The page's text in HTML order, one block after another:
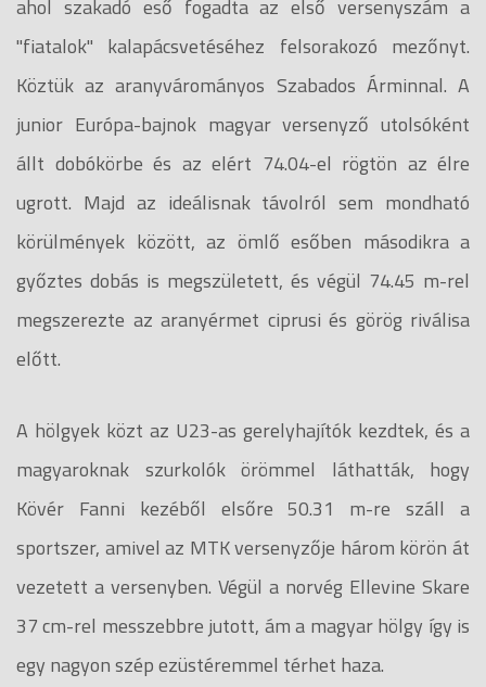
ahol szakadó eső fogadta az első versenyszám a
"fiatalok" kalapácsvetéséhez felsorakozó mezőnyt.
Köztük az aranyvárományos Szabados Árminnal. A
junior Európa-bajnok magyar versenyző utolsóként
állt dobókörbe és az elért 74.04-el rögtön az élre
ugrott. Majd az ideálisnak távolról sem mondható
körülmények között, az ömlő esőben másodikra a
győztes dobás is megszületett, és végül 74.45 m-rel
megszerezte az aranyérmet ciprusi és görög riválisa
előtt.
A hölgyek közt az U23-as gerelyhajítók kezdtek, és a
magyaroknak szurkolók örömmel láthatták, hogy
Kövér Fanni kezéből elsőre 50.31 m-re száll a
sportszer, amivel az MTK versenyzője három körön át
vezetett a versenyben. Végül a norvég Ellevine Skare
37 cm-rel messzebbre jutott, ám a magyar hölgy így is
egy nagyon szép ezüstéremmel térhet haza.